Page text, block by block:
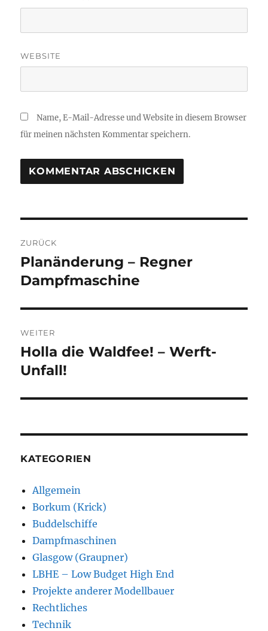
WEBSITE
Name, E-Mail-Adresse und Website in diesem Browser
für meinen nächsten Kommentar speichern.
ZURÜCK
Vorheriger
Beitrag:
Planänderung – Regner
Dampfmaschine
WEITER
Nächster
Beitrag:
Holla die Waldfee! – Werft-
Unfall!
KATEGORIEN
Allgemein
Borkum (Krick)
Buddelschiffe
Dampfmaschinen
Glasgow (Graupner)
LBHE – Low Budget High End
Projekte anderer Modellbauer
Rechtliches
Technik